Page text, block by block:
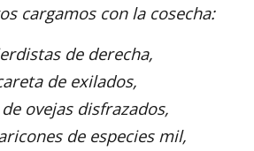
cargamos con la cosecha:
de derecha,
de exilados,
ovejas disfrazados,
de especies mil,